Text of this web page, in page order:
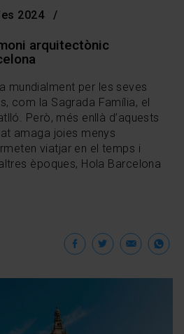
2024
arquitectònic
mundialment per les seves
com la Sagrada Família, el
Però, més enllà d’aquests
amaga joies menys
viatjar en el temps i
èpoques, Hola Barcelona
Facebook
Twitter